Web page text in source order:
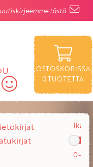
tästä.
OSTOSKORISSA
0TUOTETTA
Ikä: